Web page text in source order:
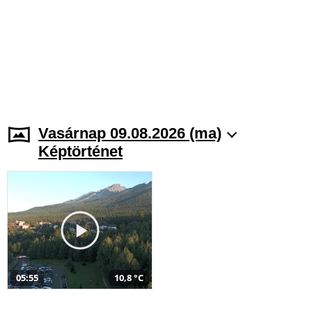
Vasárnap 09.08.2026 (ma)
Képtörténet
05:55 10,8 °C